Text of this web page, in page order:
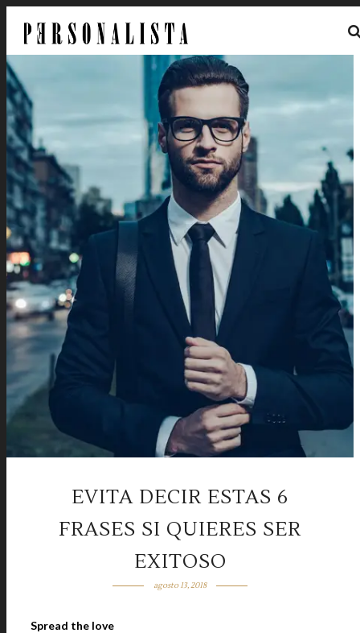
EVITA DECIR ESTAS 6
FRASES SI QUIERES SER
EXITOSO
agosto 13, 2018
Spread the love